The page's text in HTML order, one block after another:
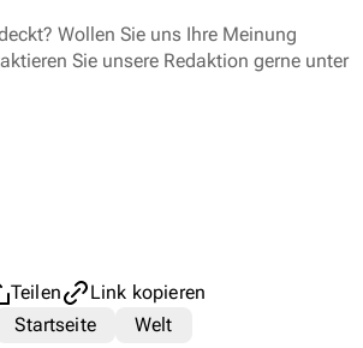
Wollen Sie uns Ihre Meinung
Sie unsere Redaktion gerne unter
Teilen
Link kopieren
Startseite
Welt